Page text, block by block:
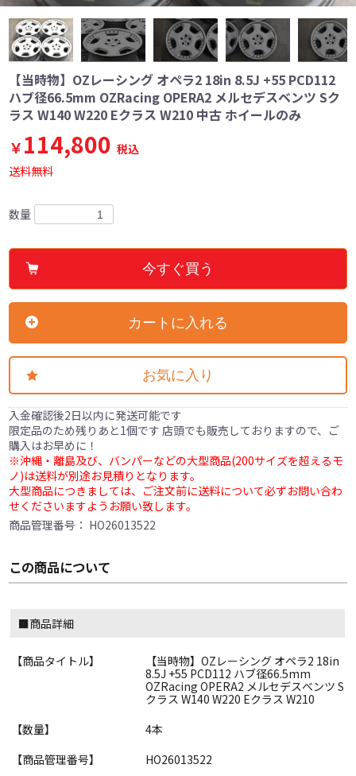
【当時物】OZレーシング オペラ2 18in 8.5J +55 PCD112
ハブ径66.5mm OZRacing OPERA2 メルセデスベンツ Sク
ラス W140 W220 Eクラス W210 中古 ホイールのみ
￥114,800 税込
送料無料
数量
今すぐ買う
カートに入れる
お気に入り
入金確認後2日以内に発送可能です
限定品のため残りあと1個です 店頭でも販売しておりますので、ご
購入はお早めに！
※沖縄・離島及び、バンパーなどの大型商品(200サイズを超えるモ
ノ)は送料が別途お見積りとなります。
大型商品につきましては、ご注文前に送料について必ずお問い合わ
せくださいますようお願い致します。
商品管理番号： HO26013522
この商品について
■商品詳細
【商品タイトル】
【当時物】OZレーシング オペラ2 18in
8.5J +55 PCD112 ハブ径66.5mm
OZRacing OPERA2 メルセデスベンツ S
クラス W140 W220 Eクラス W210
【数量】
4本
【商品管理番号】
HO26013522